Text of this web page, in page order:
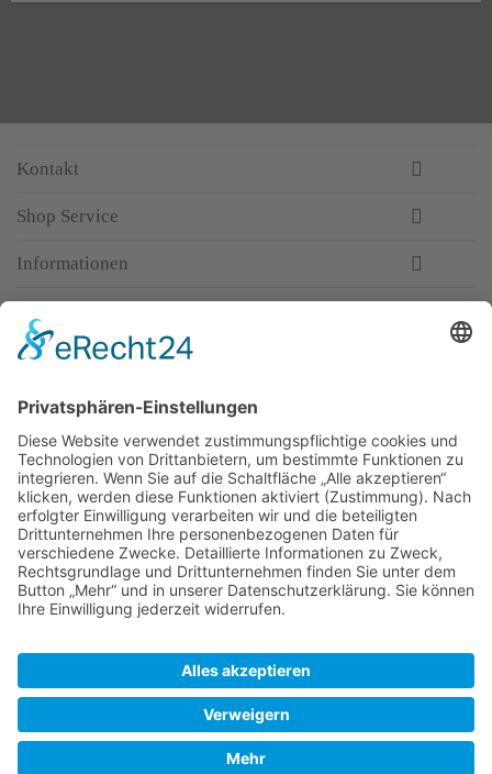
Kontakt
Shop Service
Informationen
Top-Anbieter
Spitzenqualität
Kompetente Beratung
Partner
* Alle Preise inkl. gesetzl. Mehrwertsteuer, inkl. Versandkosten
Warum WACCEX?
Allgemeine Geschäftsbedingungen und Kundeninformationen
Impressum